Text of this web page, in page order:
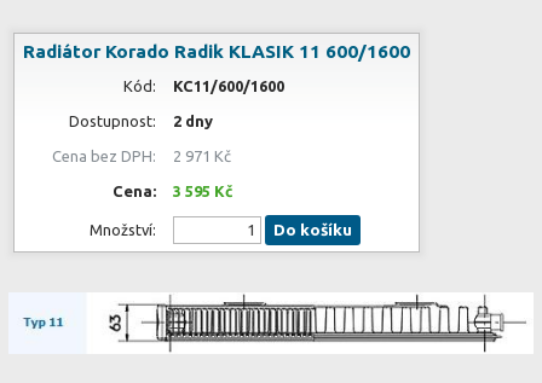
Radiátor Korado Radik KLASIK 11 600/1600
Kód: KC11/600/1600
Dostupnost: 2 dny
Cena bez DPH: 2 971 Kč
Cena: 3 595 Kč
Množství: Do košíku